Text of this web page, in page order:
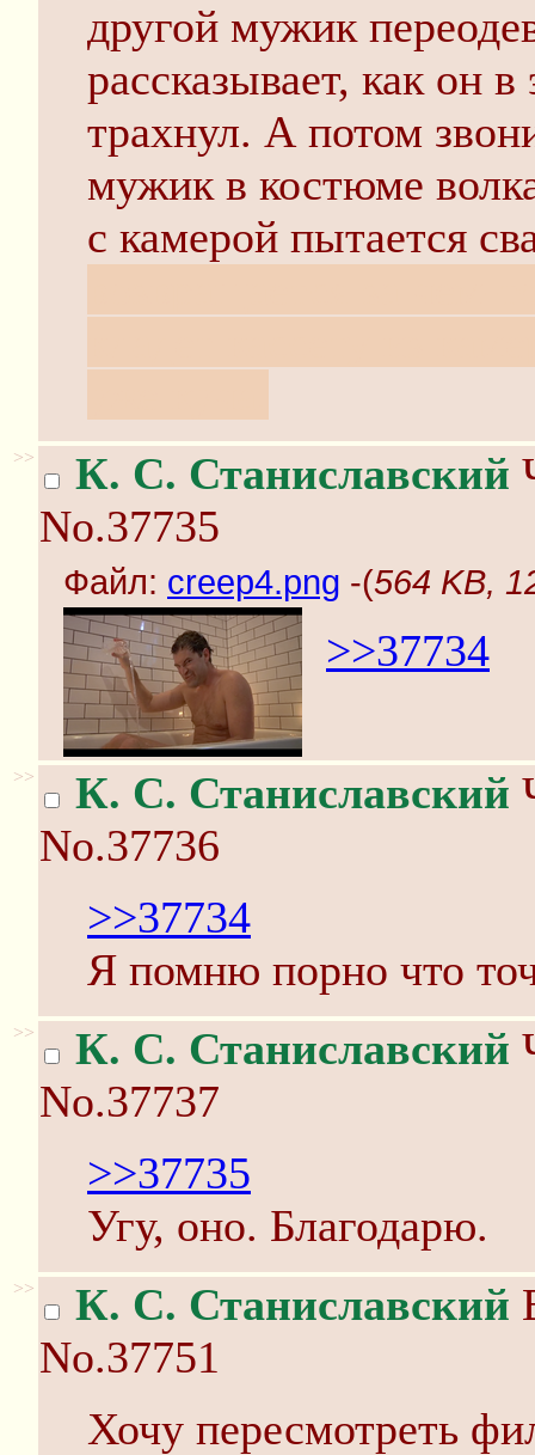
другой мужик
рассказывает, как он
трахнул. А потом
мужик в костюме
с камерой пытается
>> К. С. Станиславский
No.37735
Файл: creep4.png -(564 KB,
>>37734
>> К. С. Станиславский
No.37736
>>37734
Я помню порно что
>> К. С. Станиславский
No.37737
>>37735
Угу, оно. Благодарю.
>> К. С. Станиславский
No.37751
Хочу пересмотреть